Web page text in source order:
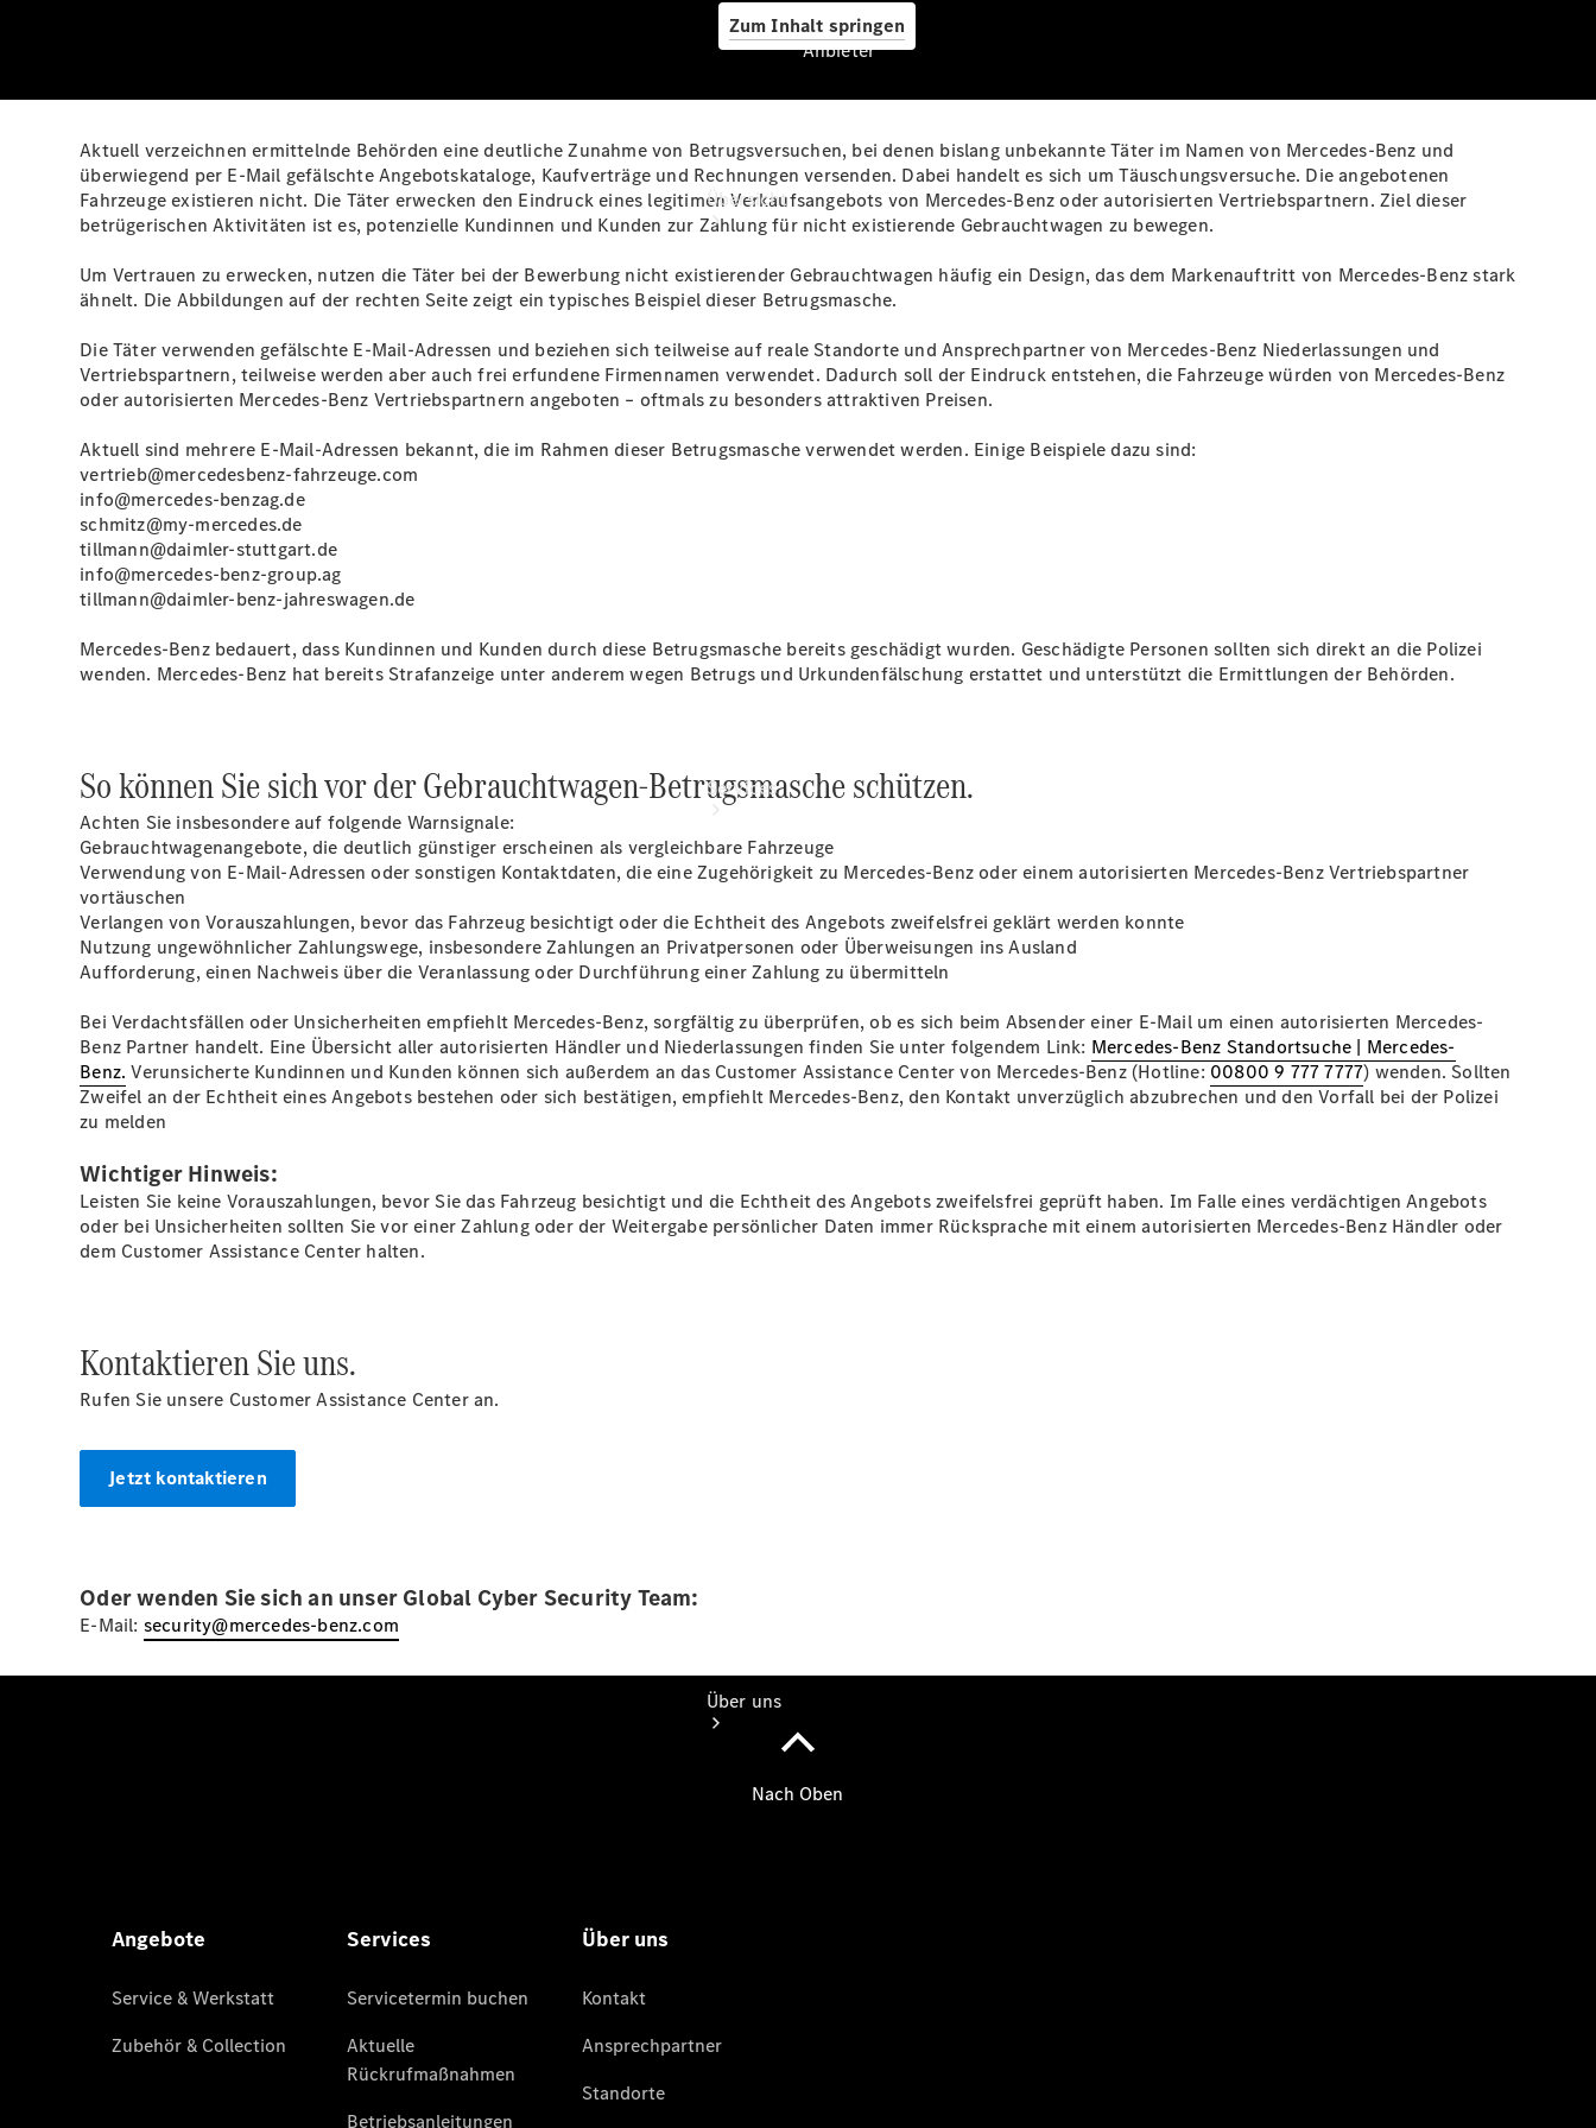
Zum Inhalt springen
Anbieter
Übersicht
Startseite
Beratung
Services
Übersicht
Reifen &
Kompletträder
Teile &
Zubehör
Werkstatt
Rückrufe &
Über uns
Anbieter
Aktuell verzeichnen ermittelnde Behörden eine deutliche Zunahme von Betrugsversuchen, bei denen bislang unbekannte Täter im Namen von Mercedes-Benz und
überwiegend per E‑Mail gefälschte Angebotskataloge, Kaufverträge und Rechnungen versenden. Dabei handelt es sich um Täuschungsversuche. Die angebotenen
Fahrzeuge existieren nicht. Die Täter erwecken den Eindruck eines legitimen Verkaufsangebots von Mercedes‑Benz oder autorisierten Vertriebspartnern. Ziel dieser
betrügerischen Aktivitäten ist es, potenzielle Kundinnen und Kunden zur Zahlung für nicht existierende Gebrauchtwagen zu bewegen.
Um Vertrauen zu erwecken, nutzen die Täter bei der Bewerbung nicht existierender Gebrauchtwagen häufig ein Design, das dem Markenauftritt von Mercedes‑Benz stark
ähnelt. Die Abbildungen auf der rechten Seite zeigt ein typisches Beispiel dieser Betrugsmasche.
Die Täter verwenden gefälschte E‑Mail‑Adressen und beziehen sich teilweise auf reale Standorte und Ansprechpartner von Mercedes‑Benz Niederlassungen und
Vertriebspartnern, teilweise werden aber auch frei erfundene Firmennamen verwendet. Dadurch soll der Eindruck entstehen, die Fahrzeuge würden von Mercedes‑Benz
oder autorisierten Mercedes-Benz Vertriebspartnern angeboten – oftmals zu besonders attraktiven Preisen.
Aktuell sind mehrere E‑Mail‑Adressen bekannt, die im Rahmen dieser Betrugsmasche verwendet werden. Einige Beispiele dazu sind:
vertrieb@mercedesbenz-fahrzeuge.com
info@mercedes-benzag.de
schmitz@my-mercedes.de
tillmann@daimler-stuttgart.de
info@mercedes-benz-group.ag
tillmann@daimler-benz-jahreswagen.de
Mercedes‑Benz bedauert, dass Kundinnen und Kunden durch diese Betrugsmasche bereits geschädigt wurden. Geschädigte Personen sollten sich direkt an die Polizei
wenden. Mercedes‑Benz hat bereits Strafanzeige unter anderem wegen Betrugs und Urkundenfälschung erstattet und unterstützt die Ermittlungen der Behörden.
So können Sie sich vor der Gebrauchtwagen-Betrugsmasche schützen.
Achten Sie insbesondere auf folgende Warnsignale:
Gebrauchtwagenangebote, die deutlich günstiger erscheinen als vergleichbare Fahrzeuge
Verwendung von E-Mail-Adressen oder sonstigen Kontaktdaten, die eine Zugehörigkeit zu Mercedes-Benz oder einem autorisierten Mercedes-Benz Vertriebspartner
vortäuschen
Verlangen von Vorauszahlungen, bevor das Fahrzeug besichtigt oder die Echtheit des Angebots zweifelsfrei geklärt werden konnte
Nutzung ungewöhnlicher Zahlungswege, insbesondere Zahlungen an Privatpersonen oder Überweisungen ins Ausland
Aufforderung, einen Nachweis über die Veranlassung oder Durchführung einer Zahlung zu übermitteln
Bei Verdachtsfällen oder Unsicherheiten empfiehlt Mercedes-Benz, sorgfältig zu überprüfen, ob es sich beim Absender einer E-Mail um einen autorisierten Mercedes-
Benz Partner handelt. Eine Übersicht aller autorisierten Händler und Niederlassungen finden Sie unter folgendem Link: Mercedes-Benz Standortsuche | Mercedes-
Benz. Verunsicherte Kundinnen und Kunden können sich außerdem an das Customer Assistance Center von Mercedes-Benz (Hotline: 00800 9 777 7777) wenden. Sollten
Zweifel an der Echtheit eines Angebots bestehen oder sich bestätigen, empfiehlt Mercedes-Benz, den Kontakt unverzüglich abzubrechen und den Vorfall bei der Polizei
zu melden
Wichtiger Hinweis:
Leisten Sie keine Vorauszahlungen, bevor Sie das Fahrzeug besichtigt und die Echtheit des Angebots zweifelsfrei geprüft haben. Im Falle eines verdächtigen Angebots
oder bei Unsicherheiten sollten Sie vor einer Zahlung oder der Weitergabe persönlicher Daten immer Rücksprache mit einem autorisierten Mercedes-Benz Händler oder
dem Customer Assistance Center halten.
Kontaktieren Sie uns.
Rufen Sie unsere Customer Assistance Center an.
Jetzt kontaktieren
Oder wenden Sie sich an unser Global Cyber Security Team:
E-Mail: security@mercedes-benz.com